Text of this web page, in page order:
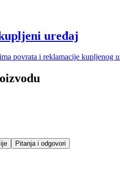
uređaj
povrata i reklamacije kupljenog
Pitanja i odgovori